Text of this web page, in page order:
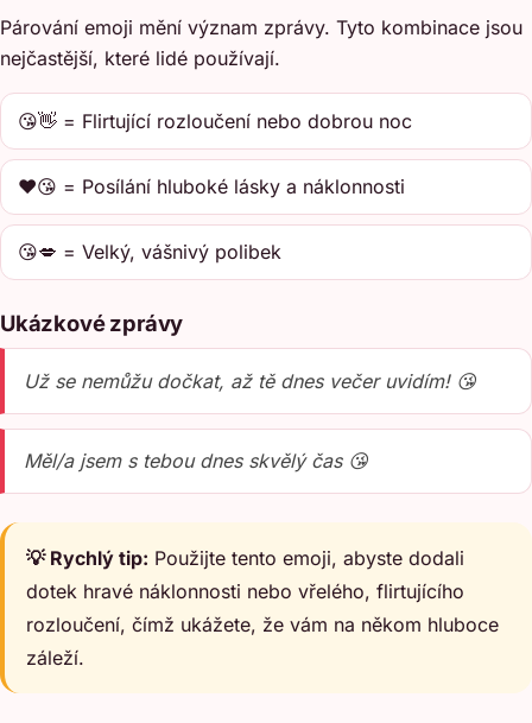
Párování emoji mění význam zprávy. Tyto kombinace jsou
nejčastější, které lidé používají.
😘👋 = Flirtující rozloučení nebo dobrou noc
❤️😘 = Posílání hluboké lásky a náklonnosti
😘💋 = Velký, vášnivý polibek
Ukázkové zprávy
Už se nemůžu dočkat, až tě dnes večer uvidím! 😘
Měl/a jsem s tebou dnes skvělý čas 😘
💡 Rychlý tip: Použijte tento emoji, abyste dodali
dotek hravé náklonnosti nebo vřelého, flirtujícího
rozloučení, čímž ukážete, že vám na někom hluboce
záleží.